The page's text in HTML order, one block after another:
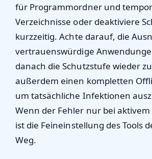
für Programmordner und
Verzeichnisse oder deaktiviere
kurzzeitig. Achte darauf, die
vertrauenswürdige
danach die Schutzstufe wieder
außerdem einen kompletten
um tatsächliche Infektionen
Wenn der Fehler nur bei
ist die Feineinstellung des Tools
Weg.